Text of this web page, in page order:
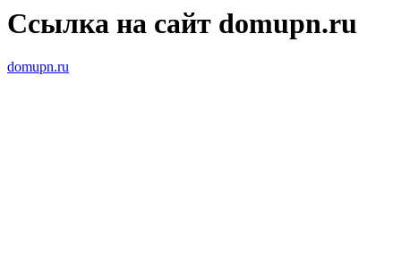
Ссылка на сайт domupn.ru
domupn.ru